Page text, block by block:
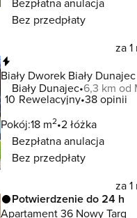
Bez przedpłaty
za
Biały Dworek Biały Dunajec
Biały Dunajec 6,3 km od
10 Rewelacyjny 38 opinii
Pokój:18 m2 2 łóżka
Bezpłatna anulacja
Bez przedpłaty
za
Potwierdzenie do 24 h
Apartament 36 Nowy Targ